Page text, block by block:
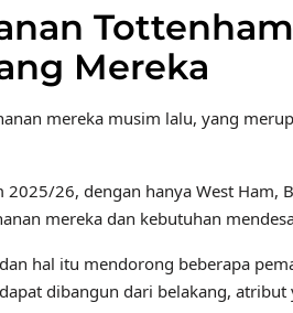
Mereka
mereka musim lalu, yang
26, dengan hanya West Ham,
mereka dan kebutuhan
hal itu mendorong beberapa
dibangun dari belakang,